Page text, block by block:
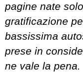
pagine nate
gratificazione
bassissima
prese in
ne vale la pena.